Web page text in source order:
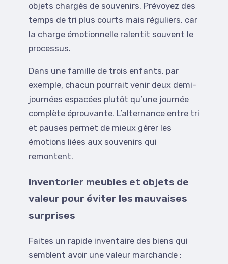
objets chargés de souvenirs. Prévoyez des
temps de tri plus courts mais réguliers, car
la charge émotionnelle ralentit souvent le
processus.
Dans une famille de trois enfants, par
exemple, chacun pourrait venir deux demi-
journées espacées plutôt qu’une journée
complète éprouvante. L’alternance entre tri
et pauses permet de mieux gérer les
émotions liées aux souvenirs qui
remontent.
Inventorier meubles et objets de
valeur pour éviter les mauvaises
surprises
Faites un rapide inventaire des biens qui
semblent avoir une valeur marchande :